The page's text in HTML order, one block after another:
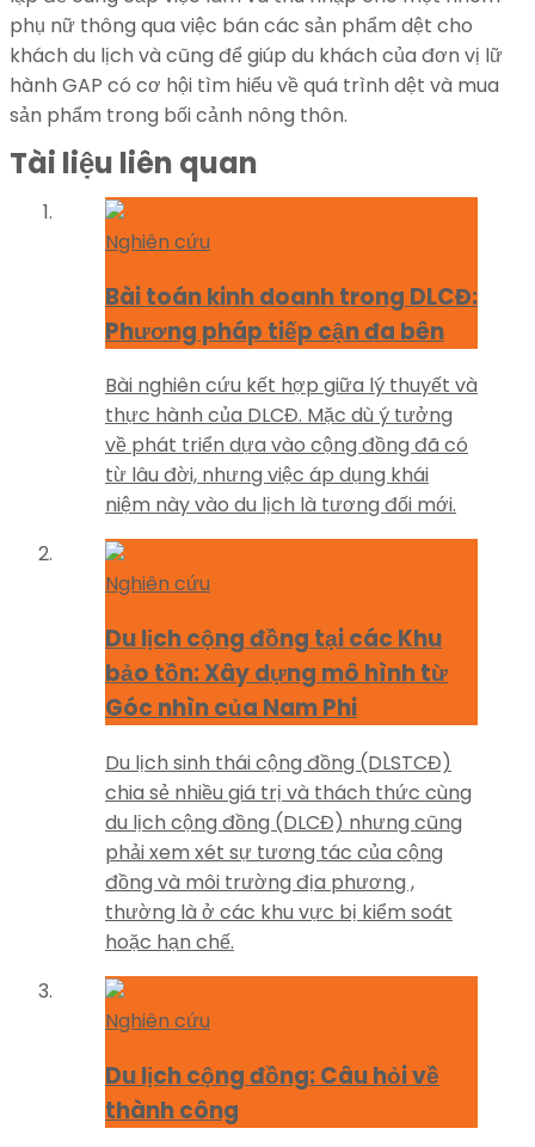
phụ nữ thông qua việc bán các sản phẩm dệt cho
khách du lịch và cũng để giúp du khách của đơn vị lữ
hành GAP có cơ hội tìm hiểu về quá trình dệt và mua
sản phẩm trong bối cảnh nông thôn.
Tài liệu liên quan
Nghiên cứu
Bài toán kinh doanh trong DLCĐ:
Phương pháp tiếp cận đa bên
Bài nghiên cứu kết hợp giữa lý thuyết và
thực hành của DLCĐ. Mặc dù ý tưởng
về phát triển dựa vào cộng đồng đã có
từ lâu đời, nhưng việc áp dụng khái
niệm này vào du lịch là tương đối mới.
Nghiên cứu
Du lịch cộng đồng tại các Khu
bảo tồn: Xây dựng mô hình từ
Góc nhìn của Nam Phi
Du lịch sinh thái cộng đồng (DLSTCĐ)
chia sẻ nhiều giá trị và thách thức cùng
du lịch cộng đồng (DLCĐ) nhưng cũng
phải xem xét sự tương tác của cộng
đồng và môi trường địa phương ,
thường là ở các khu vực bị kiểm soát
hoặc hạn chế.
Nghiên cứu
Du lịch cộng đồng: Câu hỏi về
thành công